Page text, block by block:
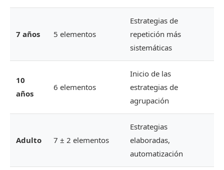
7 años 5 elementos
Estrategias de
repetición más
sistemáticas
10
años
6 elementos
Inicio de las
estrategias de
agrupación
Adulto 7 ± 2 elementos
Estrategias
elaboradas,
automatización